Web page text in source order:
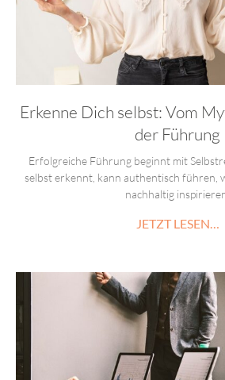
Erkenne Dich selbst: Vom
der Führung
Erfolgreiche Führung beginnt mit
selbst erkennt, kann authentisch führen,
nachhaltig
JETZT LESEN…